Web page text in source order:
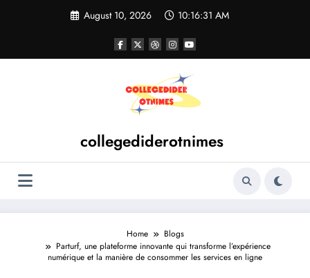
August 10, 2026 10:16:32 AM
collegediderotnimes
Home
Blogs
Parturf, une plateforme innovante qui transforme l’expérience
numérique et la manière de consommer les services en ligne